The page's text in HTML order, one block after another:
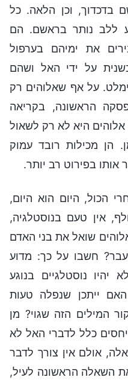
בדכדוך, וכן הלאה. כל
ללב נותר בראשם. הם
את ימיהם בערפול
על ידי האל ושהם
על אף שאלוהים רק
הראשונה, בקריאה
אלוהים היא לא רק לשאול
הן מכילות רובד עמוק
בפירוט רב יותר.
הכול, היום הוא היום,
אין טעם בנוסטלגיה,
שואל את בני האדם
חשבו על כך: מדוע
נוסטלגיים בנוגע
ייתכן שנפלה טעות
המילים הזה שגוי? מן
כלל לדברי האל לא
אולם אין צורך לדבר
השאלה הראשונה לעיל,